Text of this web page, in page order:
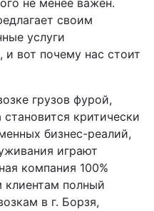
не менее важен.
своим
услуги
и вот почему нас стоит
грузов фурой,
критически
бизнес-реалий,
играют
компания 100%
клиентам полный
в г. Борзя,